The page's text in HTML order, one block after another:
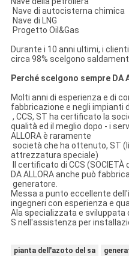
Nave di autocisterna chimica
Nave di LNG
Progetto Oil&Gas
Durante i 10 anni ultimi, i
circa 98% scelgono
Perché scelgono sempre DA
Molti anni di esperienza e di
fabbricazione e negli impianti
, CCS, ST ha certificato la
qualità ed il meglio dopo - i
ALLORA è raramente
società che ha ottenuto, ST
attrezzatura speciale)
Il certificato di CCS (SOCIETÀ
DA ALLORA anche può
generatore.
Messa a punto eccellente
ingegneri con esperienza e
Ala specializzata e sviluppata
S nell'assistenza per
pianta dell'azoto del sa